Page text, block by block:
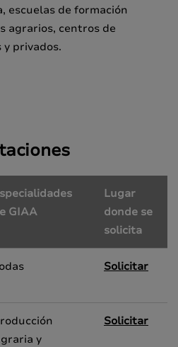
escuelas de formación
agrarios, centros de
privados.
GIAA
Lugar
donde se
solicita
Solicitar
y
Solicitar